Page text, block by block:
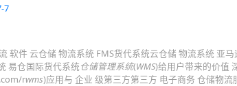
7
软件 云仓储 物流系统 FMS货代系统云仓储 物流系统 亚
易仓国际货代系统仓储管理系统(WMS)给用户带来的价值
rwms)应用与 企业 级第三方第三方 电子商务 仓储物流